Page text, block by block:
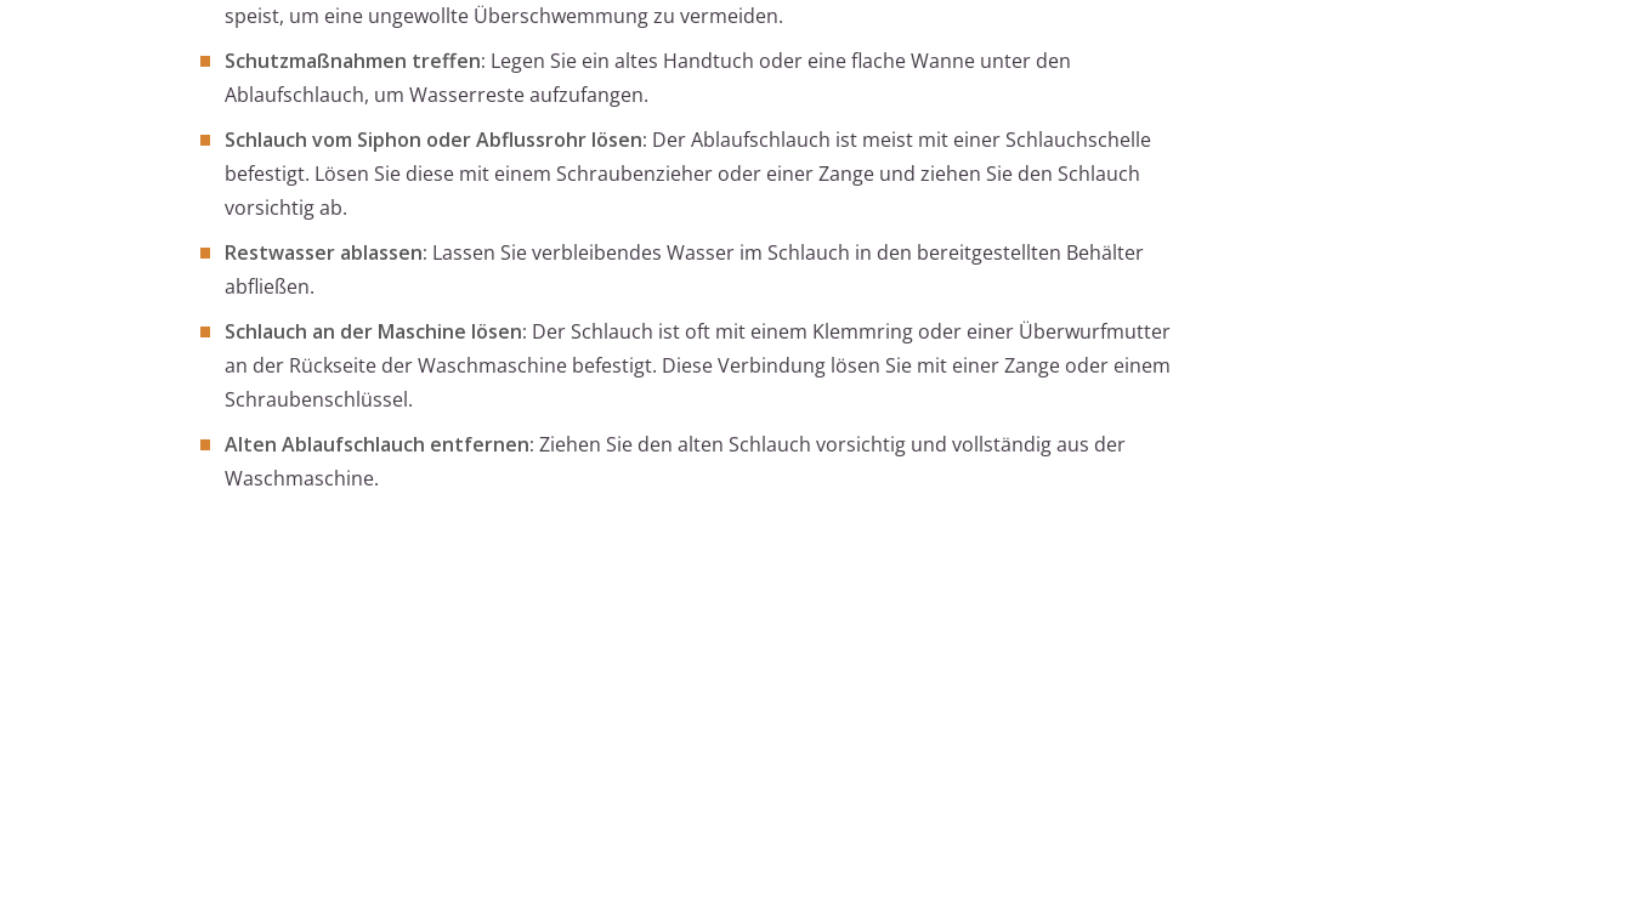
speist, um eine ungewollte Überschwemmung zu vermeiden.
Schutzmaßnahmen treffen: Legen Sie ein altes Handtuch oder eine flache Wanne unter den
Ablaufschlauch, um Wasserreste aufzufangen.
Schlauch vom Siphon oder Abflussrohr lösen: Der Ablaufschlauch ist meist mit einer Schlauchschelle
befestigt. Lösen Sie diese mit einem Schraubenzieher oder einer Zange und ziehen Sie den Schlauch
vorsichtig ab.
Restwasser ablassen: Lassen Sie verbleibendes Wasser im Schlauch in den bereitgestellten Behälter
abfließen.
Schlauch an der Maschine lösen: Der Schlauch ist oft mit einem Klemmring oder einer Überwurfmutter
an der Rückseite der Waschmaschine befestigt. Diese Verbindung lösen Sie mit einer Zange oder einem
Schraubenschlüssel.
Alten Ablaufschlauch entfernen: Ziehen Sie den alten Schlauch vorsichtig und vollständig aus der
Waschmaschine.